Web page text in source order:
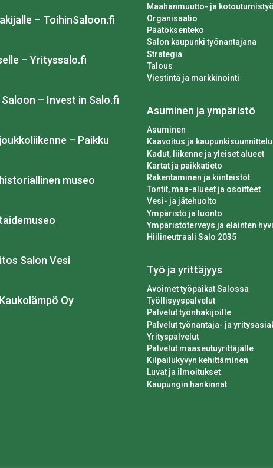
– ToihinSaloon.fi
– Yrityssalo.fi
– Invest in Salo.fi
– Paikku
museo
Salon Vesi
Oy
Maahanmuutto- ja kotoutumistyö
Organisaatio
Päätöksenteko
Salon kaupunki työnantajana
Strategia
Talous
Viestintä ja markkinointi
Asuminen ja ympäristö
Asuminen
Kaavoitus ja kaupunkisuunnittelu
Kadut, liikenne ja yleiset alueet
Kartat ja paikkatieto
Rakentaminen ja kiinteistöt
Tontit, maa-alueet ja osoitteet
Vesi- ja jätehuolto
Ympäristö ja luonto
Ympäristöterveys ja eläinten
Hiilineutraali Salo 2035
Työ ja yrittäjyys
Avoimet työpaikat Salossa
Työllisyyspalvelut
Palvelut työnhakijoille
Palvelut työnantaja- ja
Yrityspalvelut
Palvelut maaseutuyrittäjälle
Kilpailukyvyn kehittäminen
Luvat ja ilmoitukset
Kaupungin hankinnat